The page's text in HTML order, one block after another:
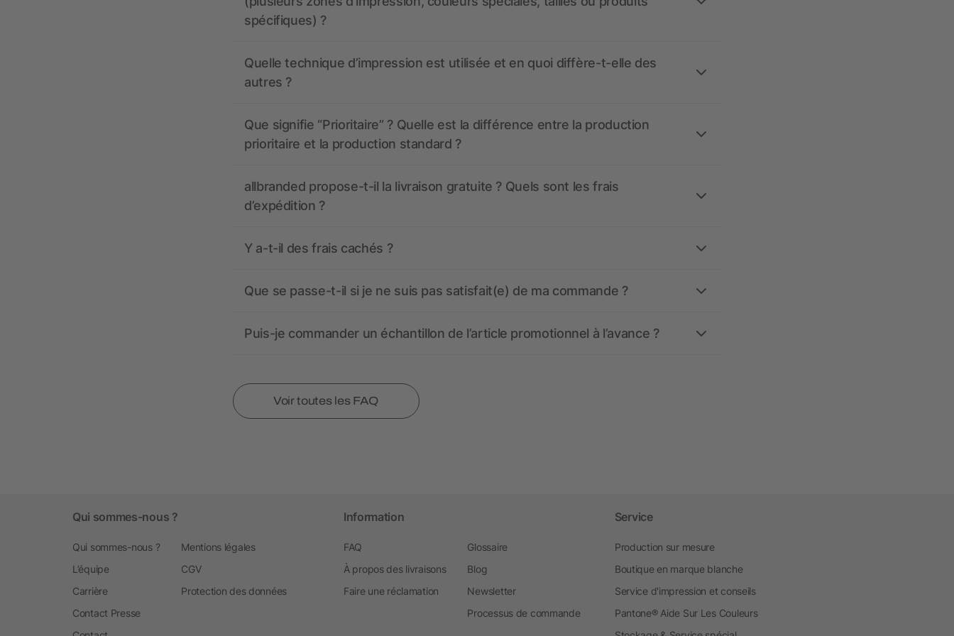
spécifiques) ?
Quelle technique d’impression est utilisée et en quoi diffère-t-elle des
autres ?
Que signifie “Prioritaire” ? Quelle est la différence entre la production
prioritaire et la production standard ?
allbranded propose-t-il la livraison gratuite ? Quels sont les frais
d’expédition ?
Y a-t-il des frais cachés ?
Que se passe-t-il si je ne suis pas satisfait(e) de ma commande ?
Puis-je commander un échantillon de l’article promotionnel à l’avance ?
Voir toutes les FAQ
Qui sommes-nous ?
Qui sommes-nous ?
L’équipe
Carrière
Contact Presse
Mentions légales
CGV
Protection des données
Information
FAQ
À propos des livraisons
Faire une réclamation
Glossaire
Blog
Newsletter
Processus de commande
Service
Production sur mesure
Boutique en marque blanche
Service d'impression et conseils
Pantone® Aide Sur Les Couleurs